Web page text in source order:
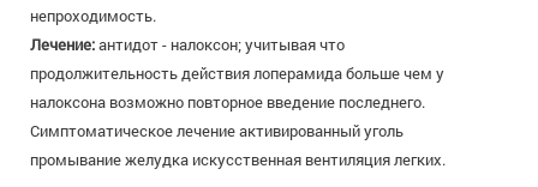
непроходимость.
Лечение:антидот - налоксон; учитывая что
продолжительность действия лоперамида больше чем у
налоксона возможно повторное введение последнего.
Симптоматическое лечение активированный уголь
промывание желудка искусственная вентиляция легких.